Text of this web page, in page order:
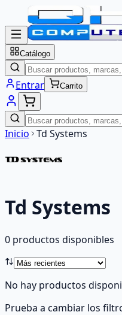
Catálogo
Entrar Carrito
Inicio Td Systems
Td Systems
0 productos disponibles
No hay productos
Prueba a cambiar los